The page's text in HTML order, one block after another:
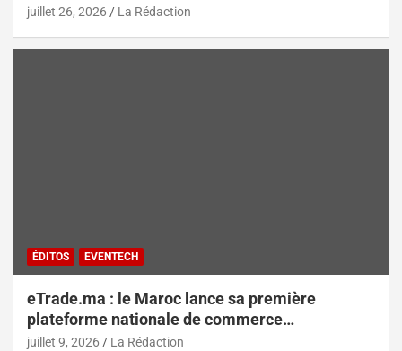
juillet 26, 2026 La Rédaction
ÉDITOS EVENTECH
eTrade.ma : le Maroc lance sa première
plateforme nationale de commerce
électronique B2B pour accélérer les
juillet 9, 2026 La Rédaction